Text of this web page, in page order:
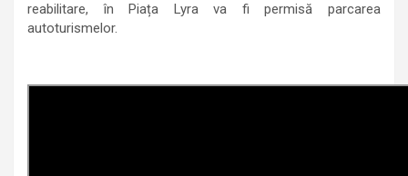
reabilitare, în Piața Lyra va fi permisă parcarea
autoturismelor.